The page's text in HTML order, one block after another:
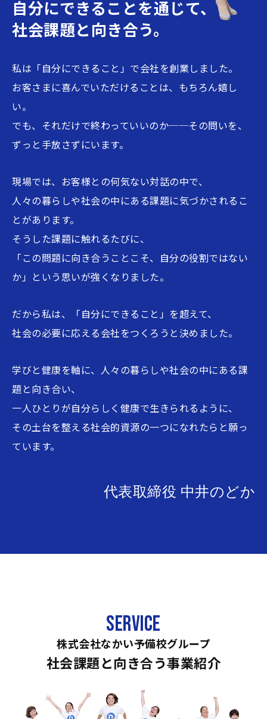
2023
07/20
お盆期間中のお問い合わせにつ
いて
04/13
いて
2023
04/05
た！
03/04
いて
2022
12/01
年末年始休業のお知らせ
2022
10/31
【なかいLabo】ブログ更新し
ました！『運動会の思い出 ～
ち！！～』
10/18
史クイズ！！〜4泳法誕生の歴
2022
09/27
【水泳予備校 大阪・神戸校】
【水泳予備校 大阪・神戸校】
09/04
【水泳予備校 大阪・神戸校】
ブログ更新しました！『五十に
して惑わず』を目指せ！
2022
【なかいLabo】YouTube更新
自分にできることを通じて、
社会課題と向き合う。
私は「自分にできること」で会社を創業しました。
お客さまに喜んでいただけることは、もちろん嬉し
い。
でも、それだけで終わっていいのか──その問いを、
ずっと手放さずにいます。
現場では、お客様との何気ない対話の中で、
人々の暮らしや社会の中にある課題に気づかされるこ
とがあります。
そうした課題に触れるたびに、
「この問題に向き合うことこそ、自分の役割ではない
か」という思いが強くなりました。
だから私は、「自分にできること」を超えて、
社会の必要に応える会社をつくろうと決めました。
学びと健康を軸に、人々の暮らしや社会の中にある課
題と向き合い、
一人ひとりが自分らしく健康で生きられるように、
その土台を整える社会的資源の一つになれたらと願っ
ています。
代表取締役 中井のどか
SERVICE
株式会社なかい予備校グループ
社会課題と向き合う事業紹介